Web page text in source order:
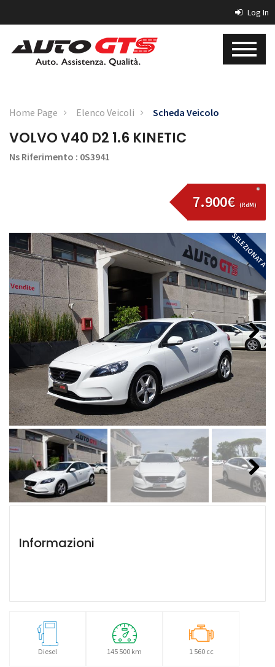
Log In
Home Page Elenco Veicoli Scheda Veicolo
VOLVO V40 D2 1.6 KINETIC
Ns Riferimento : 0S3941
7.900€ (RdM)
SELEZIONATA
Next
Next
Informazioni
Diesel 145 500 km 1 560 cc